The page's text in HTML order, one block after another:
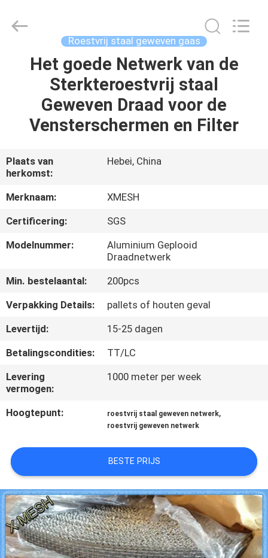
HUIS
PRODUCTEN
ONS
FABRIEKSREIS
KWALITEITSCONTROLE
CONTACTEER
ONS
VERZOEK
OM EEN
CITAAT
SITEMAP
PRIVACY
POLICY
Roestvrij staal geweven gaas
Het goede Netwerk van de
Sterkteroestvrij staal
Geweven Draad voor de
Vensterschermen en Filter
Plaats van
herkomst:
Hebei, China
Merknaam:
XMESH
Certificering:
SGS
Modelnummer:
Aluminium Geplooid
Draadnetwerk
Min. bestelaantal:
200pcs
Verpakking Details:
pallets of houten geval
Levertijd:
15-25 dagen
Betalingscondities:
TT/LC
Levering
vermogen:
1000 meter per week
Hoogtepunt: roestvrij staal geweven netwerk,
roestvrij geweven netwerk
BESTE PRIJS